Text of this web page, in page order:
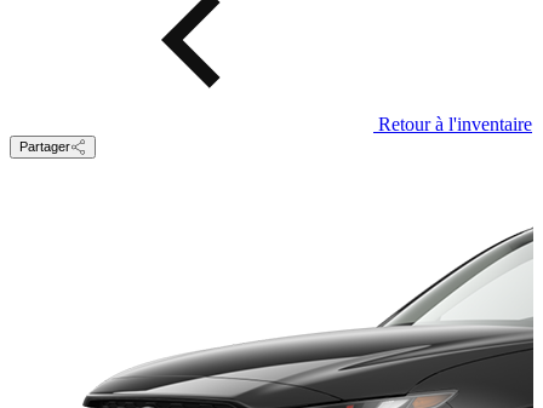
Retour à l'inventaire
Partager